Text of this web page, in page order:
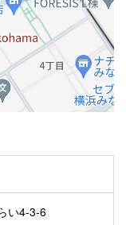
い4-3-6